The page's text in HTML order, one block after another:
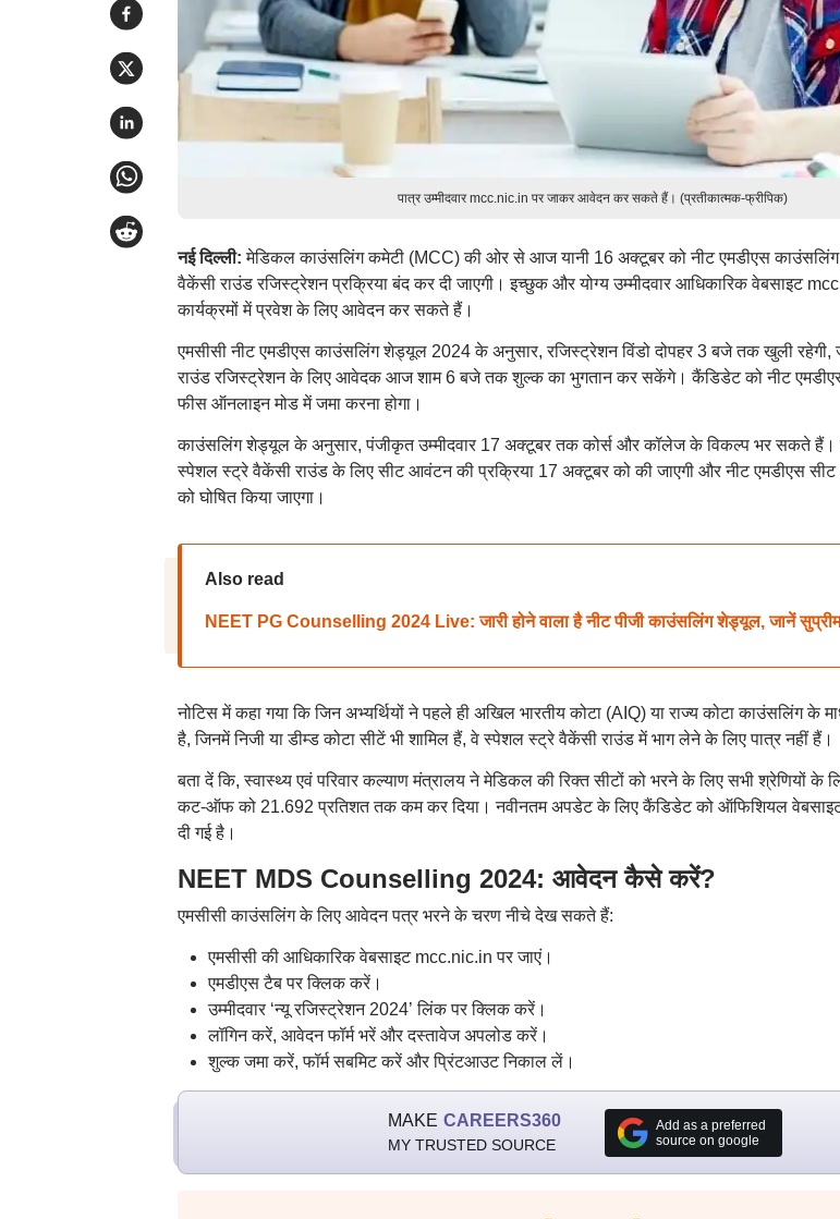
पात्र उम्मीदवार mcc.nic.in पर जाकर आवेदन कर सकते हैं। (प्रतीकात्मक-फ्रीपिक)
नई दिल्ली:मेडिकल काउंसलिंग कमेटी (MCC) की ओर से आज यानी 16 अक्टूबर को नीट एमडीएस
वैकेंसी राउंड रजिस्ट्रेशन प्रक्रिया बंद कर दी जाएगी। इच्छुक और योग्य उम्मीदवार आधिकारिक वेबसाइट
कार्यक्रमों में प्रवेश के लिए आवेदन कर सकते हैं।
एमसीसी नीट एमडीएस काउंसलिंग शेड्यूल 2024 के अनुसार, रजिस्ट्रेशन विंडो दोपहर 3 बजे तक खुली
राउंड रजिस्ट्रेशन के लिए आवेदक आज शाम 6 बजे तक शुल्क का भुगतान कर सकेंगे। कैंडिडेट को नीट
फीस ऑनलाइन मोड में जमा करना होगा।
काउंसलिंग शेड्यूल के अनुसार, पंजीकृत उम्मीदवार 17 अक्टूबर तक कोर्स और कॉलेज के विकल्प भर सकते हैं।
स्पेशल स्ट्रे वैकेंसी राउंड के लिए सीट आवंटन की प्रक्रिया 17 अक्टूबर को की जाएगी और नीट एमडीएस
को घोषित किया जाएगा।
Also read
NEET PG Counselling 2024 Live: जारी होने वाला है नीट पीजी काउंसलिंग शेड्यूल, जानें सुप्रीम
नोटिस में कहा गया कि जिन अभ्यर्थियों ने पहले ही अखिल भारतीय कोटा (AIQ) या राज्य कोटा काउंसलिंग के
है, जिनमें निजी या डीम्ड कोटा सीटें भी शामिल हैं, वे स्पेशल स्ट्रे वैकेंसी राउंड में भाग लेने के लिए पात्र नहीं हैं।
बता दें कि, स्वास्थ्य एवं परिवार कल्याण मंत्रालय ने मेडिकल की रिक्त सीटों को भरने के लिए सभी श्रेणियों
कट-ऑफ को 21.692 प्रतिशत तक कम कर दिया। नवीनतम अपडेट के लिए कैंडिडेट को ऑफिशियल
दी गई है।
NEET MDS Counselling 2024: आवेदन कैसे करें?
एमसीसी काउंसलिंग के लिए आवेदन पत्र भरने के चरण नीचे देख सकते हैं:
एमसीसी की आधिकारिक वेबसाइट mcc.nic.in पर जाएं।
एमडीएस टैब पर क्लिक करें।
उम्मीदवार ‘न्यू रजिस्ट्रेशन 2024’ लिंक पर क्लिक करें।
लॉगिन करें, आवेदन फॉर्म भरें और दस्तावेज अपलोड करें।
शुल्क जमा करें, फॉर्म सबमिट करें और प्रिंटआउट निकाल लें।
MAKE CAREERS360
MY TRUSTED SOURCE
Add as a preferred
source on google